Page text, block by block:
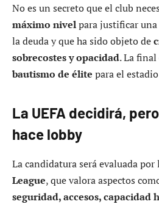
No es un secreto que el club
máximo nivelpara justificar
la deuda y que ha sido objeto de
sobrecostes y opacidad. La
bautismo de élite para el
La UEFA decidirá,
hace lobby
La candidatura será evaluada por
League, que valora aspectos
seguridad, accesos, capacidad